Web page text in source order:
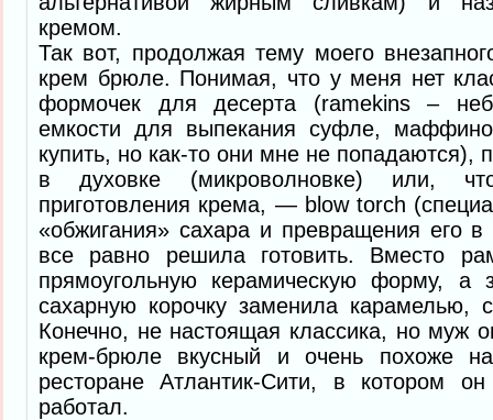
кремом.
Так вот, продолжая тему моего
крем брюле. Понимая, что у меня нет
формочек для десерта (ramekins –
емкости для выпекания суфле,
купить, но как-то они мне не попадаются),
в духовке (микроволновке) или,
приготовления крема, — blow torch
«обжигания» сахара и превращения его
все равно решила готовить. Вместо
прямоугольную керамическую форму, а
сахарную корочку заменила карамелью,
Конечно, не настоящая классика, но муж
крем-брюле вкусный и очень похоже
ресторане Атлантик-Сити, в котором
работал.